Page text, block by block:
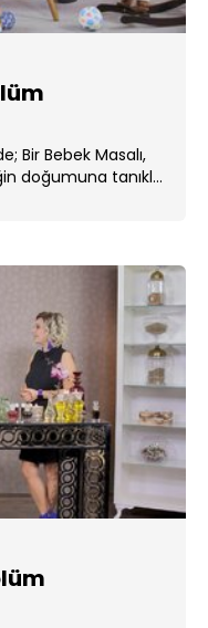
Bir Bebek Masalı,
doğumuna tanıklık